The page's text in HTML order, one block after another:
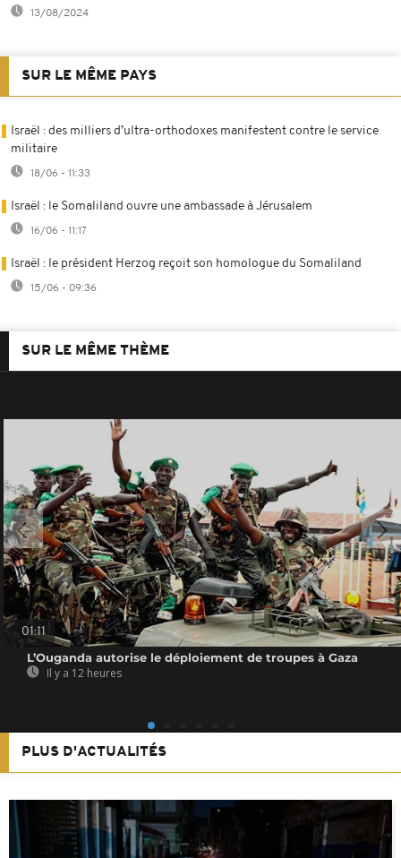
13/08/2024
SUR LE MÊME PAYS
Israël : des milliers d’ultra-orthodoxes manifestent contre le service
militaire
18/06 - 11:33
Israël : le Somaliland ouvre une ambassade à Jérusalem
16/06 - 11:17
Israël : le président Herzog reçoit son homologue du Somaliland
15/06 - 09:36
SUR LE MÊME THÈME
01:11
L’Ouganda autorise le déploiement de troupes à Gaza
Il y a 12 heures
PLUS D'ACTUALITÉS